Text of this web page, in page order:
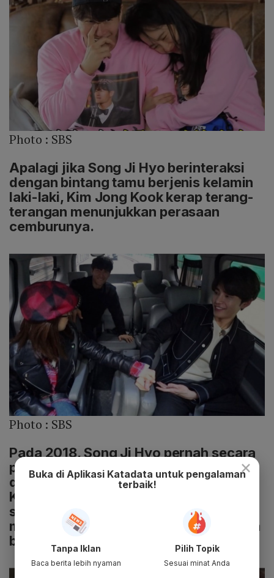
Photo : SBS
Apalagi jika Song Ji Hyo berinteraksi
dengan bintang tamu berjenis kelamin
laki-laki, Kim Jong Kook kerap terang-
terangan menunjukkan perasaan
cemburunya.
Photo : SBS
Pada 2018, Song Ji Hyo pernah secara
pribadi membantah rumor pacaran
dengan Kim Jong. Disebutkan bahwa
Kim Jong Kook sudah dianggap
sebagai keluarga sendiri. Apalagi
mereka sudah bekerja bersama selama
bertahun-tahun lamanya.
×
Buka di Aplikasi Katadata untuk pengalaman
terbaik!
Tanpa Iklan
Baca berita lebih nyaman
Pilih Topik
Sesuai minat Anda